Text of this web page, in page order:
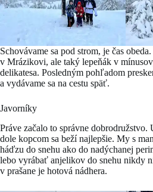
Schovávame sa pod strom, je čas
v Mrázikovi, ale taký lepeňák v
delikatesa. Posledným pohľadom
a vydávame sa na cestu späť.
Javorníky
Práve začalo to správne
dole kopcom sa beží najlepšie. My s
háďzu do snehu ako do nadýchanej
lebo vyrábať anjelikov do snehu nikdy
v prašane je hotová nádhera.